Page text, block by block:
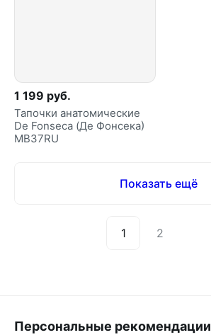
1 199 руб.
Тапочки анатомические
De Fonseca (Де Фонсека)
MB37RU
Показать ещё
1 2
Персональные рекомендации